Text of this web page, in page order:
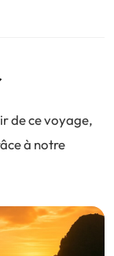
de ce voyage,
à notre